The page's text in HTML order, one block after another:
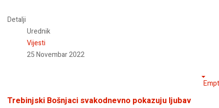
Detalji
Urednik
Vijesti
25 Novembar 2022
Trebinjski Bošnjaci svakodnevno pokazuju ljubav